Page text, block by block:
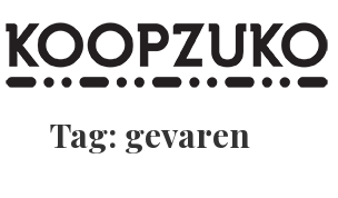
content
Koopzuko
Tag: gevaren